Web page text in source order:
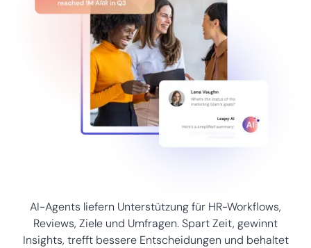
AI-Agents liefern Unterstützung für HR-Workflows,
Reviews, Ziele und Umfragen. Spart Zeit, gewinnt
Insights, trefft bessere Entscheidungen und behaltet